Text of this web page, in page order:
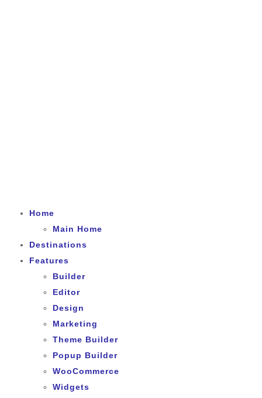
Home
Main Home
Destinations
Features
Builder
Editor
Design
Marketing
Theme Builder
Popup Builder
WooCommerce
Widgets